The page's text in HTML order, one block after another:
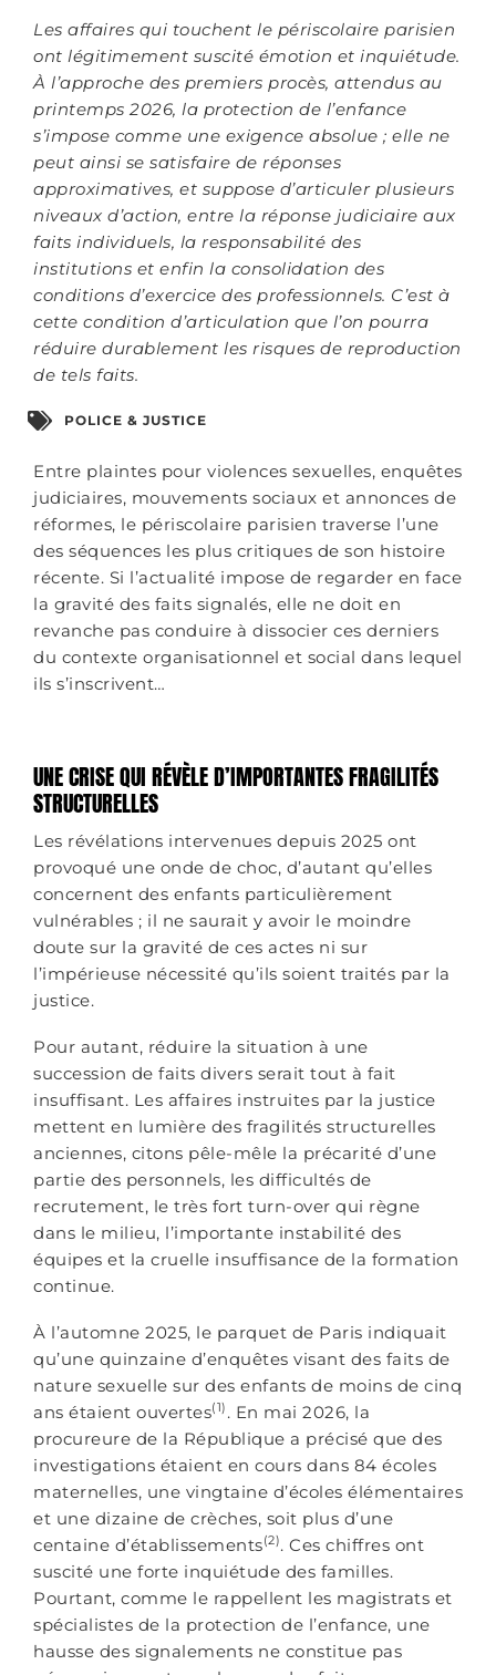
Les affaires qui touchent le périscolaire parisien
ont légitimement suscité émotion et inquiétude.
À l’approche des premiers procès, attendus au
printemps 2026, la protection de l’enfance
s’impose comme une exigence absolue ; elle ne
peut ainsi se satisfaire de réponses
approximatives, et suppose d’articuler plusieurs
niveaux d’action, entre la réponse judiciaire aux
faits individuels, la responsabilité des
institutions et enfin la consolidation des
conditions d’exercice des professionnels. C’est à
cette condition d’articulation que l’on pourra
réduire durablement les risques de reproduction
de tels faits.
POLICE & JUSTICE
Entre plaintes pour violences sexuelles, enquêtes
judiciaires, mouvements sociaux et annonces de
réformes, le périscolaire parisien traverse l’une
des séquences les plus critiques de son histoire
récente. Si l’actualité impose de regarder en face
la gravité des faits signalés, elle ne doit en
revanche pas conduire à dissocier ces derniers
du contexte organisationnel et social dans lequel
ils s’inscrivent…
UNE CRISE QUI RÉVÈLE D’IMPORTANTES FRAGILITÉS
STRUCTURELLES
Les révélations intervenues depuis 2025 ont
provoqué une onde de choc, d’autant qu’elles
concernent des enfants particulièrement
vulnérables ; il ne saurait y avoir le moindre
doute sur la gravité de ces actes ni sur
l’impérieuse nécessité qu’ils soient traités par la
justice.
Pour autant, réduire la situation à une
succession de faits divers serait tout à fait
insuffisant. Les affaires instruites par la justice
mettent en lumière des fragilités structurelles
anciennes, citons pêle-mêle la précarité d’une
partie des personnels, les difficultés de
recrutement, le très fort turn-over qui règne
dans le milieu, l’importante instabilité des
équipes et la cruelle insuffisance de la formation
continue.
À l’automne 2025, le parquet de Paris indiquait
qu’une quinzaine d’enquêtes visant des faits de
nature sexuelle sur des enfants de moins de cinq
ans étaient ouvertes(1) . En mai 2026, la
procureure de la République a précisé que des
investigations étaient en cours dans 84 écoles
maternelles, une vingtaine d’écoles élémentaires
et une dizaine de crèches, soit plus d’une
centaine d’établissements(2). Ces chiffres ont
suscité une forte inquiétude des familles.
Pourtant, comme le rappellent les magistrats et
spécialistes de la protection de l’enfance, une
hausse des signalements ne constitue pas